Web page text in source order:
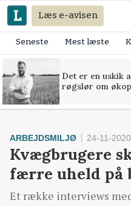
Læs e-avisen
Seneste Mest læste
Det er en uskik
røgslør om
ARBEJDSMILJØ 24-11-
Kvægbrugere
færre uheld på
Et række interviews